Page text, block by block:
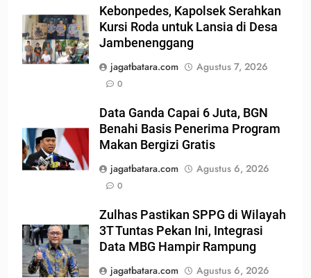
Kebonpedes, Kapolsek Serahkan
Kursi Roda untuk Lansia di Desa
Jambenenggang
jagatbatara.com
Agustus 7, 2026
0
Data Ganda Capai 6 Juta, BGN
Benahi Basis Penerima Program
Makan Bergizi Gratis
jagatbatara.com
Agustus 6, 2026
0
Zulhas Pastikan SPPG di Wilayah
3T Tuntas Pekan Ini, Integrasi
Data MBG Hampir Rampung
jagatbatara.com
Agustus 6, 2026